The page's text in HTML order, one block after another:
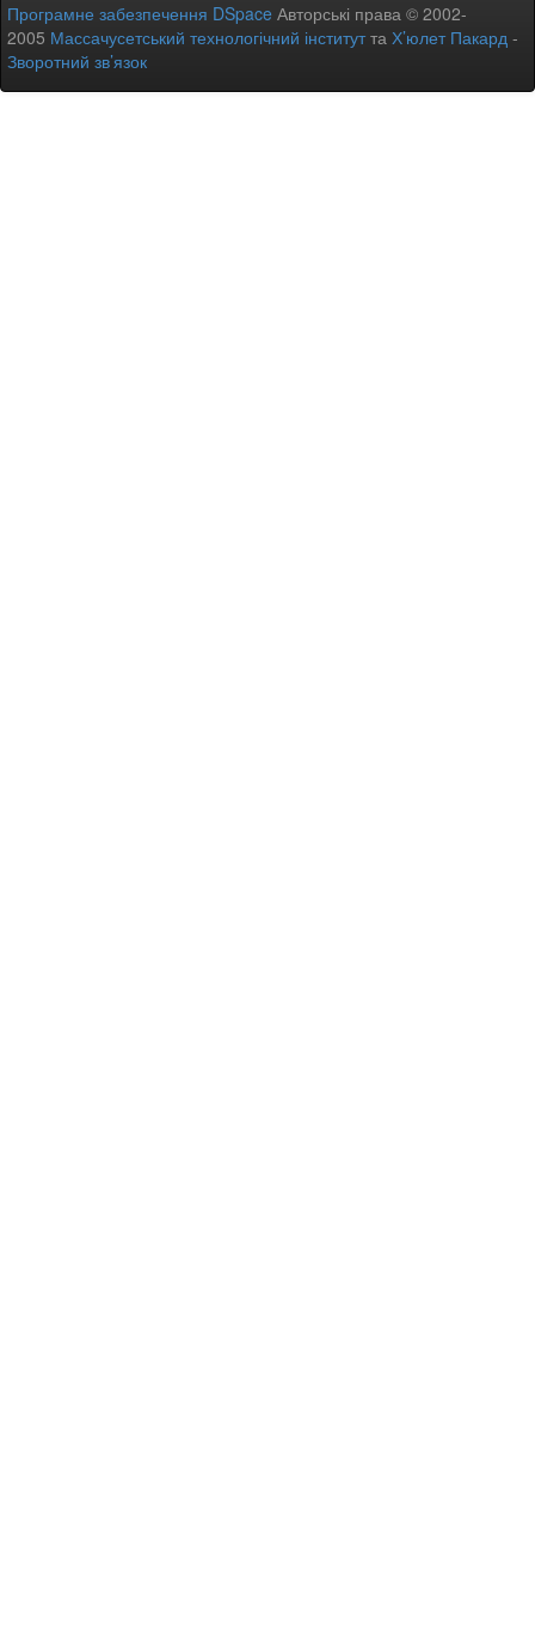
Програмне забезпечення DSpace Авторські права © 2002-
2005 Массачусетський технологічний інститутта Х’юлет Пакард -
Зворотний зв’язок